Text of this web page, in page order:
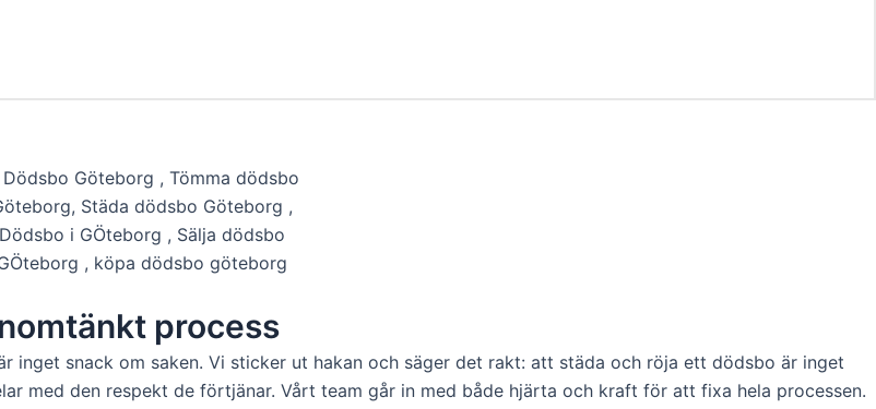
process
inget snack om saken. Vi sticker ut hakan och säger det rakt: att städa och röja ett dödsbo är inget
med den respekt de förtjänar. Vårt team går in med både hjärta och kraft för att fixa hela processen.